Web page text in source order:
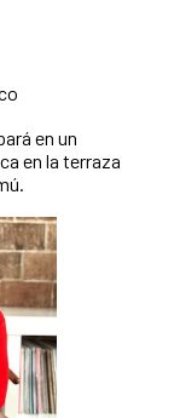
en un
en la terraza